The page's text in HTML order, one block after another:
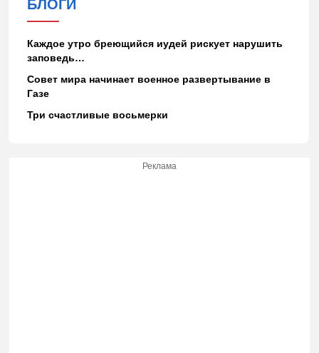
БЛОГИ
Каждое утро бреющийся иудей рискует нарушить
заповедь…
Совет мира начинает военное развертывание в
Газе
Три счастливые восьмерки
Реклама